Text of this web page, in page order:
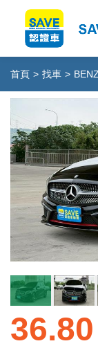
首頁 > 找車 > BENZ
36.80